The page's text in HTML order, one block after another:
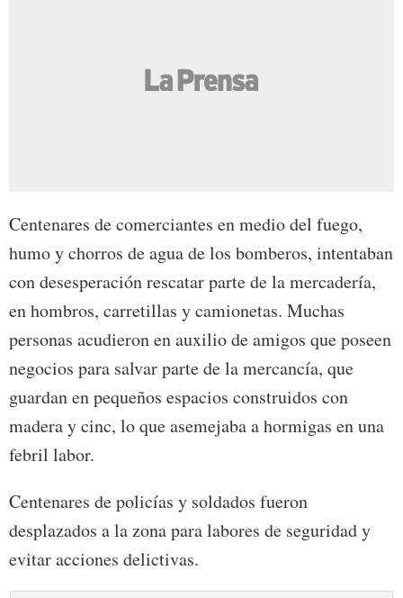
Centenares de comerciantes en medio del fuego,
humo y chorros de agua de los bomberos, intentaban
con desesperación rescatar parte de la mercadería,
en hombros, carretillas y camionetas. Muchas
personas acudieron en auxilio de amigos que poseen
negocios para salvar parte de la mercancía, que
guardan en pequeños espacios construidos con
madera y cinc, lo que asemejaba a hormigas en una
febril labor.
Centenares de policías y soldados fueron
desplazados a la zona para labores de seguridad y
evitar acciones delictivas.